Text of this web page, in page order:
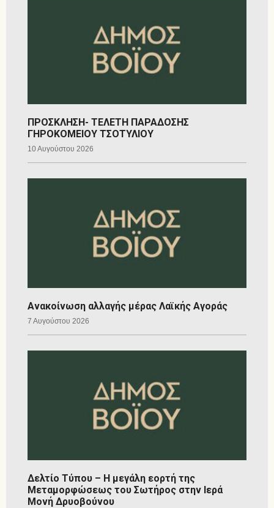
ΠΡΟΣΚΛΗΣΗ- ΤΕΛΕΤΗ ΠΑΡΑΔΟΣΗΣ
ΓΗΡΟΚΟΜΕΙΟΥ ΤΣΟΤΥΛΙΟΥ
10 Αυγούστου 2026
Ανακοίνωση αλλαγής μέρας Λαϊκής Αγοράς
7 Αυγούστου 2026
Δελτίο Τύπου – Η μεγάλη εορτή της
Μεταμορφώσεως του Σωτήρος στην Ιερά
Μονή Δρυοβούνου